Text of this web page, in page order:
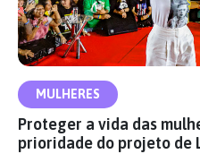
MULHERES
Proteger a vida das
prioridade do projeto de